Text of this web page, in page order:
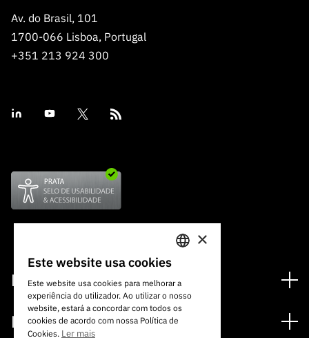
Av. do Brasil, 101
1700-066 Lisboa, Portugal
+351 213 924 300
Financiamento
Programas de Financiamento
Internacional
Media
PORTUGUESE
ENGLISH
×
Este website usa cookies
Este website usa cookies para melhorar a
experiência do utilizador. Ao utilizar o nosso
website, estará a concordar com todos os
cookies de acordo com nossa Política de
Cookies. Ler mais